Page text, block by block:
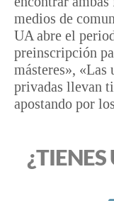
medios de
UA abre el
preinscripción
másteres», «Las
privadas llevan
apostando por